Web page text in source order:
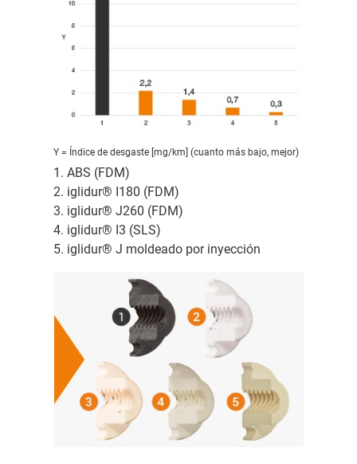
Y = Índice de desgaste [mg/km] (cuanto más bajo, mejor)
1. ABS (FDM)
2. iglidur® I180 (FDM)
3. iglidur® J260 (FDM)
4. iglidur® I3 (SLS)
5. iglidur® J moldeado por inyección